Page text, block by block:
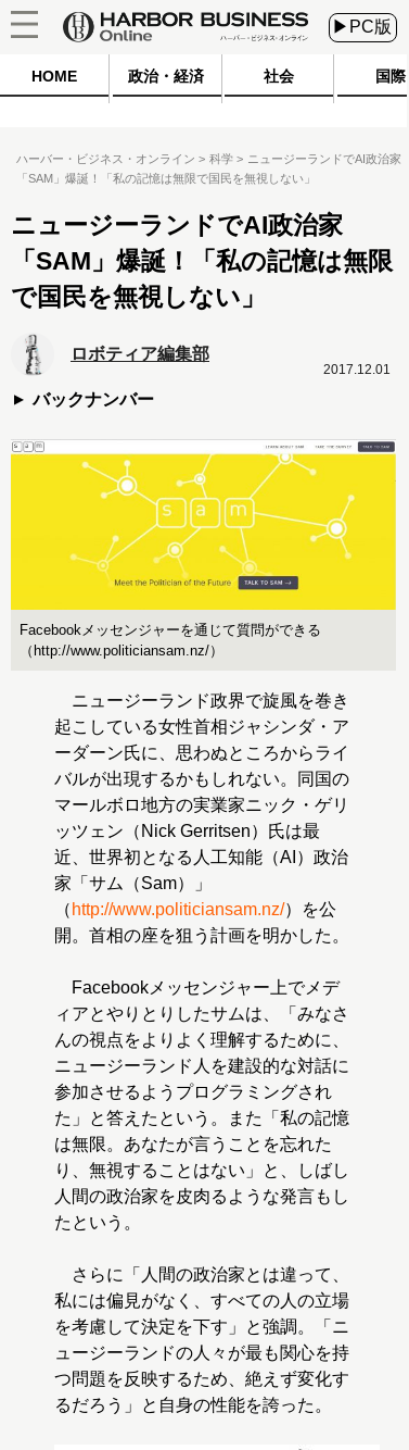
▶PC版
HOME 政治・経済 社会 国際
ハーバー・ビジネス・オンライン 科学
ニュージーランドでAI政治家
「SAM」爆誕！「私の記憶は無限で国民を無視しない」
ニュージーランドでAI政治家
「SAM」爆誕！「私の記憶は無限
で国民を無視しない」
ロボティア編集部
バックナンバー
2017.12.01
Facebookメッセンジャーを通じて質問ができる
（http://www.politiciansam.nz/）
ニュージーランド政界で旋風を巻き
起こしている女性首相ジャシンダ・ア
ーダーン氏に、思わぬところからライ
バルが出現するかもしれない。同国の
マールボロ地方の実業家ニック・ゲリ
ッツェン（Nick Gerritsen）氏は最
近、世界初となる人工知能（AI）政治
家「サム（Sam）」
（ http://www.politiciansam.nz/）を公
開。首相の座を狙う計画を明かした。
Facebookメッセンジャー上でメデ
ィアとやりとりしたサムは、「みなさ
んの視点をよりよく理解するために、
ニュージーランド人を建設的な対話に
参加させるようプログラミングされ
た」と答えたという。また「私の記憶
は無限。あなたが言うことを忘れた
り、無視することはない」と、しばし
人間の政治家を皮肉るような発言もし
たという。
さらに「人間の政治家とは違って、
私には偏見がなく、すべての人の立場
を考慮して決定を下す」と強調。「ニ
ュージーランドの人々が最も関心を持
つ問題を反映するため、絶えず変化す
るだろう」と自身の性能を誇った。